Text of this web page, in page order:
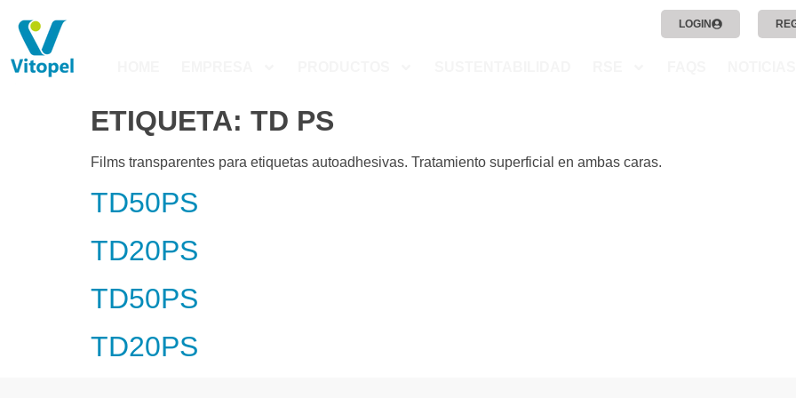
LOGIN
ETIQUETA: TD PS
Films transparentes para etiquetas autoadhesivas. Tratamiento superficial en ambas caras.
TD50PS
TD20PS
TD50PS
TD20PS